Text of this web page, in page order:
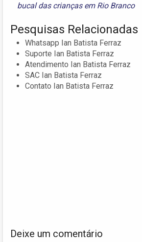
bucal das crianças em Rio Branco
Pesquisas Relacionadas
Whatsapp Ian Batista Ferraz
Suporte Ian Batista Ferraz
Atendimento Ian Batista Ferraz
SAC Ian Batista Ferraz
Contato Ian Batista Ferraz
Deixe um comentário